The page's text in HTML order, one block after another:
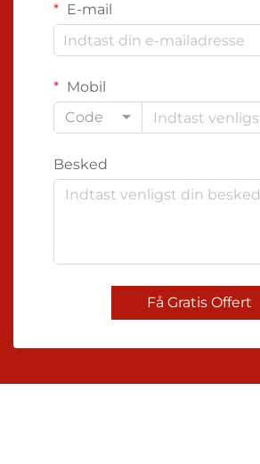
E-mail
Mobil
Code
Besked
Få Gratis Offert